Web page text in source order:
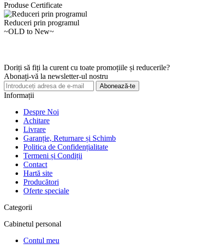
Produse Certificate
Reduceri prin programul
~OLD to New~
Doriți să fiți la curent cu toate promoțiile și reducerile?
Abonați-vă la newsletter-ul nostru
Abonează-te
Informații
Despre Noi
Achitare
Livrare
Garanție, Returnare și Schimb
Politica de Confidențialitate
Termeni și Condiții
Contact
Hartă site
Producători
Oferte speciale
Categorii
Cabinetul personal
Contul meu